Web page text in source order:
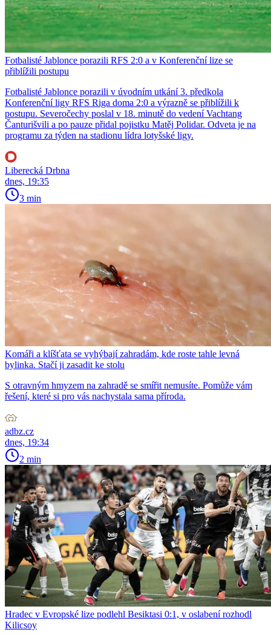
Fotbalisté Jablonce porazili RFS 2:0 a v Konferenční lize se
přiblížili postupu
Fotbalisté Jablonce porazili v úvodním utkání 3. předkola
Konferenční ligy RFS Riga doma 2:0 a výrazně se přiblížili k
postupu. Severočechy poslal v 18. minutě do vedení Vachtang
Čanturišvili a po pauze přidal pojistku Matěj Polidar. Odveta je na
programu za týden na stadionu lídra lotyšské ligy.
Liberecká Drbna
dnes, 19:35
3 min
Komáři a klíšťata se vyhýbají zahradám, kde roste tahle levná
bylinka. Stačí ji zasadit ke stolu
S otravným hmyzem na zahradě se smířit nemusíte. Pomůže vám
řešení, které si pro vás nachystala sama příroda.
adbz.cz
dnes, 19:34
2 min
Hradec v Evropské lize podlehl Besiktasi 0:1, v oslabení rozhodl
Kilicsoy